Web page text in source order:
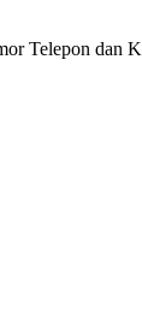
Telepon dan